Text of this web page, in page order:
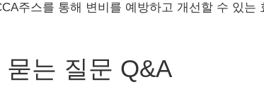
주스를 통해 변비를 예방하고 개선할 수 있는
묻는 질문 Q&A